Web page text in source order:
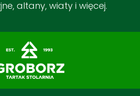
altany, wiaty i więcej.